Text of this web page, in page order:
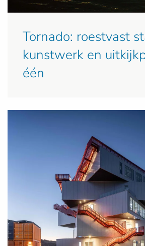
Tornado: roestvast
kunstwerk en
één